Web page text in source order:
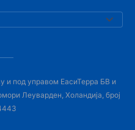
и под управом ЕасиТерра БВ и
Леуварден, Холандија, број